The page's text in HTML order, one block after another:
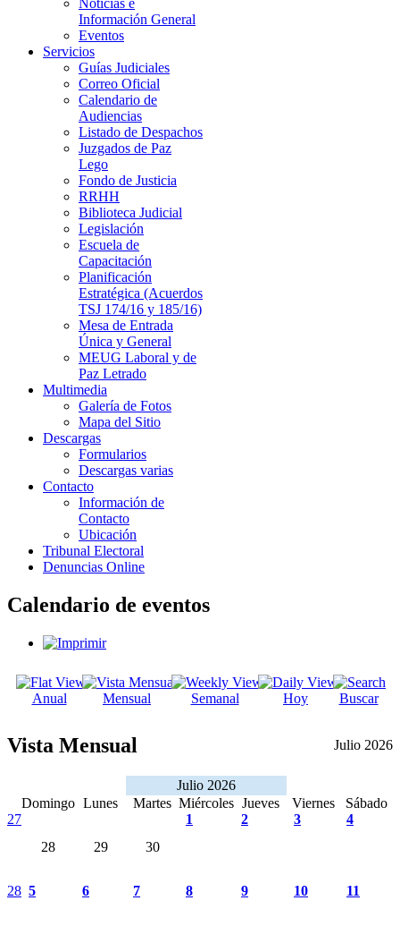
Noticias e
Información General
Eventos
Servicios
Guías Judiciales
Correo Oficial
Calendario de
Audiencias
Listado de Despachos
Juzgados de Paz
Lego
Fondo de Justicia
RRHH
Biblioteca Judicial
Legislación
Escuela de
Capacitación
Planificación
Estratégica (Acuerdos
TSJ 174/16 y 185/16)
Mesa de Entrada
Única y General
MEUG Laboral y de
Paz Letrado
Multimedia
Galería de Fotos
Mapa del Sitio
Descargas
Formularios
Descargas varias
Contacto
Información de
Contacto
Ubicación
Tribunal Electoral
Denuncias Online
Calendario de eventos
Anual Mensual Semanal Hoy Buscar
Vista Mensual Julio 2026
Julio 2026
Domingo Lunes Martes Miércoles Jueves Viernes
Sábado
27
28
29 30
1 2 3 4
28 5 6 7 8 9 10 11